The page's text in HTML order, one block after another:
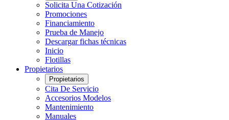
Solicita Una Cotización
Promociones
Financiamiento
Prueba de Manejo
Descargar fichas técnicas
Inicio
Flotillas
Propietarios
Propietarios
Cita De Servicio
Accesorios Modelos
Mantenimiento
Manuales